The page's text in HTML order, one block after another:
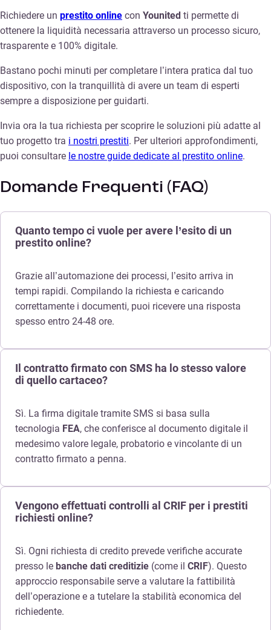
Richiedere un prestito online con Younited ti permette di
ottenere la liquidità necessaria attraverso un processo sicuro,
trasparente e 100% digitale.
Bastano pochi minuti per completare l’intera pratica dal tuo
dispositivo, con la tranquillità di avere un team di esperti
sempre a disposizione per guidarti.
Invia ora la tua richiesta per scoprire le soluzioni più adatte al
tuo progetto tra i nostri prestiti. Per ulteriori approfondimenti,
puoi consultare le nostre guide dedicate al prestito online.
Domande Frequenti (FAQ)
Quanto tempo ci vuole per avere l’esito di un
prestito online?
Grazie all’automazione dei processi, l’esito arriva in
tempi rapidi. Compilando la richiesta e caricando
correttamente i documenti, puoi ricevere una risposta
spesso entro 24-48 ore.
Il contratto firmato con SMS ha lo stesso valore
di quello cartaceo?
Sì. La firma digitale tramite SMS si basa sulla
tecnologia FEA, che conferisce al documento digitale il
medesimo valore legale, probatorio e vincolante di un
contratto firmato a penna.
Vengono effettuati controlli al CRIF per i prestiti
richiesti online?
Sì. Ogni richiesta di credito prevede verifiche accurate
presso le banche dati creditizie (come il CRIF). Questo
approccio responsabile serve a valutare la fattibilità
dell’operazione e a tutelare la stabilità economica del
richiedente.